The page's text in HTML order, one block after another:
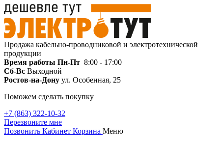
Продажа кабельно-проводниковой и электротехнической
продукции
Время работы Пн-Пт 8:00 - 17:00
Сб-Вс Выходной
Ростов-на-Дону ул. Особенная, 25
Поможем сделать покупку
+7 (863) 322-10-32
Перезвоните мне
Позвонить Кабинет Корзина Меню